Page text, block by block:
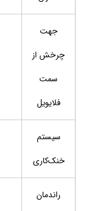
جهت
چرخش از
سمت
فلایویل
سیستم
خنک‌کاری
راندمان